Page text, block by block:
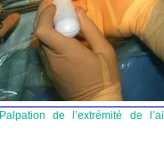
Palpation de l’extrémité de